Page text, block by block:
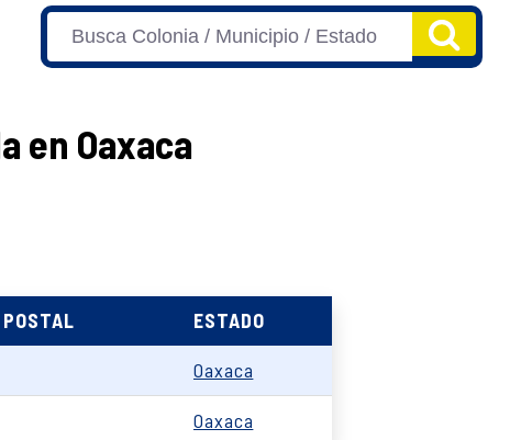
en Oaxaca
POSTAL ESTADO
Oaxaca
Oaxaca